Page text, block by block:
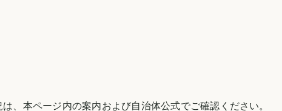
、本ページ内の案内および自治体公式でご確認ください。